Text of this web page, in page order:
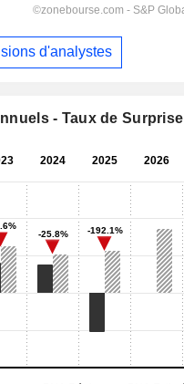
d'analystes
- Taux de Surprise